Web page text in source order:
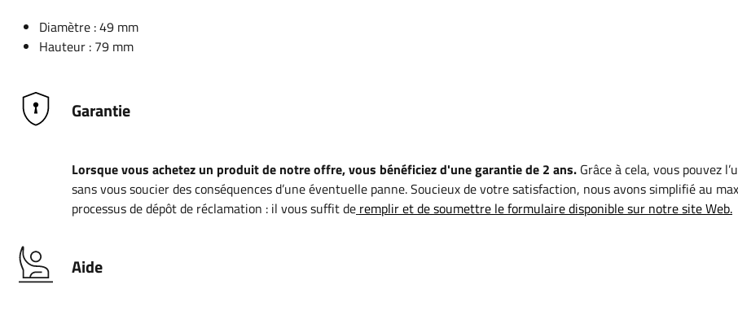
Diamètre : 49 mm
Hauteur : 79 mm
Garantie
Lorsque vous achetez un produit de notre offre, vous bénéficiez d'une garantie de 2 ans. Grâce à cela, vous pouvez
sans vous soucier des conséquences d’une éventuelle panne. Soucieux de votre satisfaction, nous avons simplifié au
processus de dépôt de réclamation : il vous suffit de remplir et de soumettre le formulaire disponible sur notre site Web.
Aide